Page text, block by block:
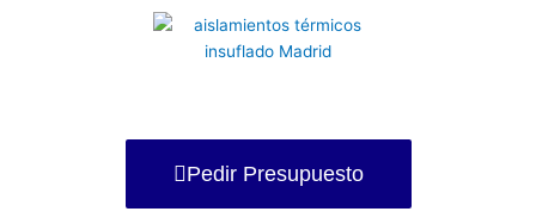
Pedir Presupuesto